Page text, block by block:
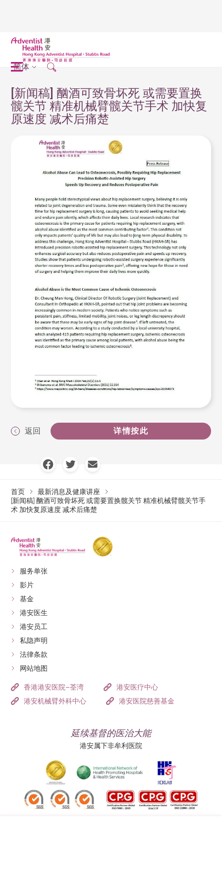
简体
[新闻稿] 酗酒可致骨坏死 或需要置换
髋关节 精准机械臂髋关节手术 加快复
原速度 减术后痛楚
返回 详情按此
首页
最新消息及健康讲座
[新闻稿] 酗酒可致骨坏死 或需要置换髋关节 精准机械臂髋关节手
术 加快复原速度 减术后痛楚
服务单张
影片
基金
港安医生
港安员工
私隐声明
法律条款
网站地图
香港港安医院–荃湾
港安医疗中心
港安机械臂外科中心
港安医院慈善基金
延续基督的医治大能
港安属下非牟利医院